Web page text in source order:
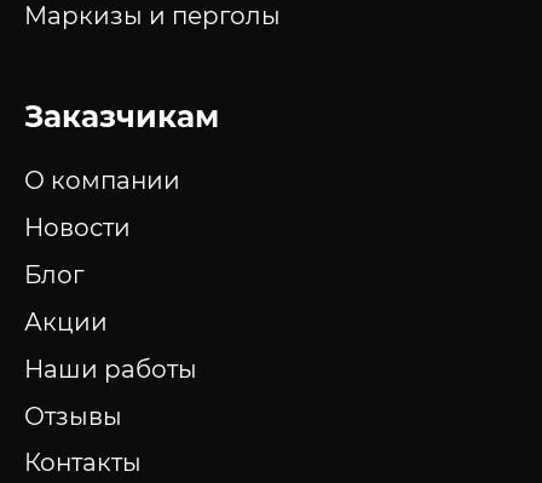
Маркизы и перголы
Заказчикам
О компании
Новости
Блог
Акции
Наши работы
Отзывы
Контакты